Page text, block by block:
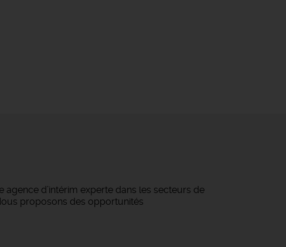
d’intérim experte dans les secteurs de
proposons des opportunités